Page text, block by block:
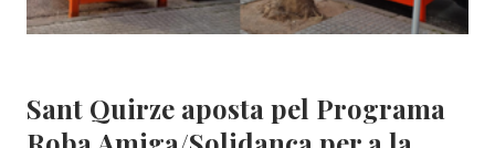
Sant Quirze aposta pel Programa